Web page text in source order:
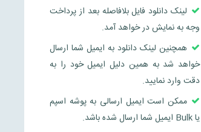
لینک دانلود فایل بلافاصله بعد از پرداخت
وجه به نمایش در خواهد آمد.
همچنین لینک دانلود به ایمیل شما ارسال
خواهد شد به همین دلیل ایمیل خود را به
دقت وارد نمایید.
ممکن است ایمیل ارسالی به پوشه اسپم
یا Bulk ایمیل شما ارسال شده باشد.